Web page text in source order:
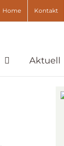
Home Kontakt
Aktuell